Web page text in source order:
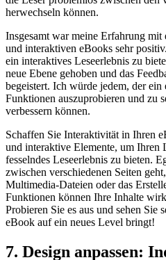
herwechseln können.
Insgesamt war meine Erfahrung
und interaktiven⁣ eBooks sehr
ein interaktives Leseerlebnis zu
neue Ebene⁢ gehoben und das
begeistert. Ich würde jedem, der
Funktionen auszuprobieren und zu
verbessern können.
Schaffen Sie Interaktivität in⁣ Ihren
und interaktive Elemente, um Ihren
fesselndes Leseerlebnis zu bieten.
zwischen verschiedenen Seiten
Multimedia-Dateien oder das
Funktionen können Ihre Inhalte
Probieren Sie es aus und sehen
eBook auf ein neues Level bringt!
7. Design anpassen: